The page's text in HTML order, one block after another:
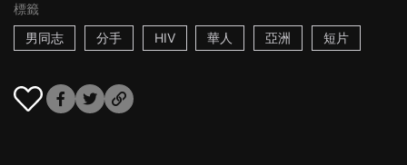
標籤
男同志
分手 HIV 華人 亞洲 短片